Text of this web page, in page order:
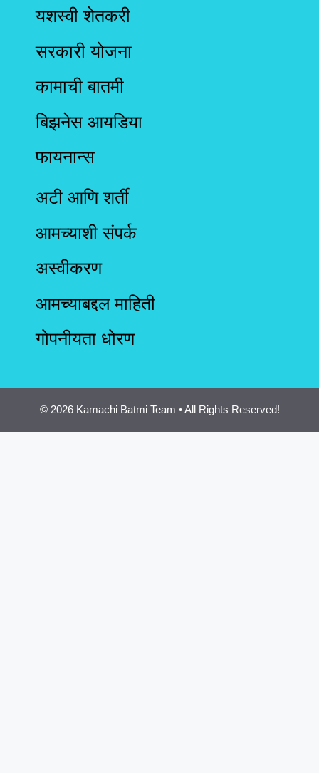
यशस्वी शेतकरी
सरकारी योजना
कामाची बातमी
बिझनेस आयडिया
फायनान्स
अटी आणि शर्ती
आमच्याशी संपर्क
अस्वीकरण
आमच्याबद्दल माहिती
गोपनीयता धोरण
© 2026 Kamachi Batmi Team • All Rights Reserved!